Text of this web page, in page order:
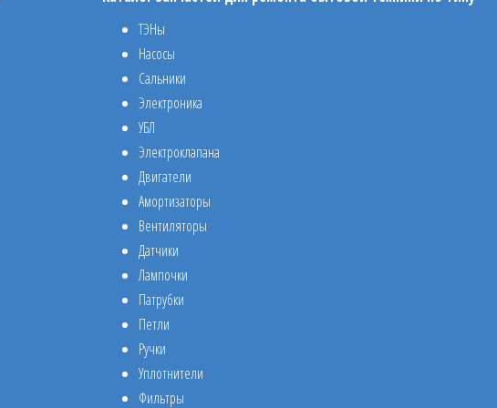
ТЭНы
Насосы
Сальники
Электроника
УБЛ
Электроклапана
Двигатели
Амортизаторы
Вентиляторы
Датчики
Лампочки
Патрубки
Петли
Ручки
Уплотнители
Фильтры